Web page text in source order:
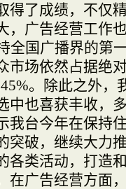
得了成绩，不仅
，广告经营工作
全国广播界的第
市场依然占据绝
。除此之外，
中也喜获丰收，
我台今年在保持
突破，继续大力
各类活动，打造
在广告经营方面